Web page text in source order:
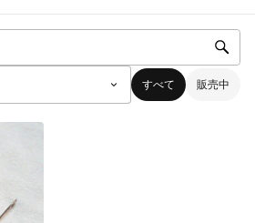
すべて 販売中